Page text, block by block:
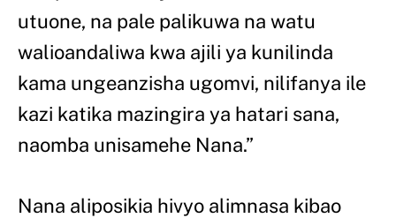
utuone, na pale palikuwa na watu
walioandaliwa kwa ajili ya kunilinda
kama ungeanzisha ugomvi, nilifanya ile
kazi katika mazingira ya hatari sana,
naomba unisamehe Nana.”
Nana aliposikia hivyo alimnasa kibao